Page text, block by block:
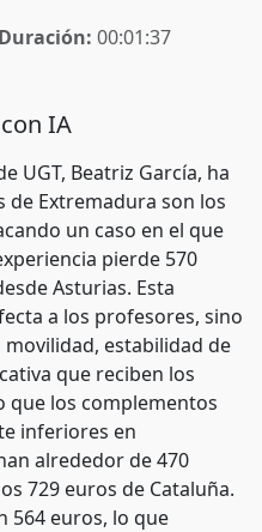
Duración: 00:01:37
IA
UGT, Beatriz García, ha
Extremadura son los
un caso en el que
pierde 570
Asturias. Esta
a los profesores, sino
estabilidad de
que reciben los
que los complementos
inferiores en
alrededor de 470
729 euros de Cataluña.
564 euros, lo que